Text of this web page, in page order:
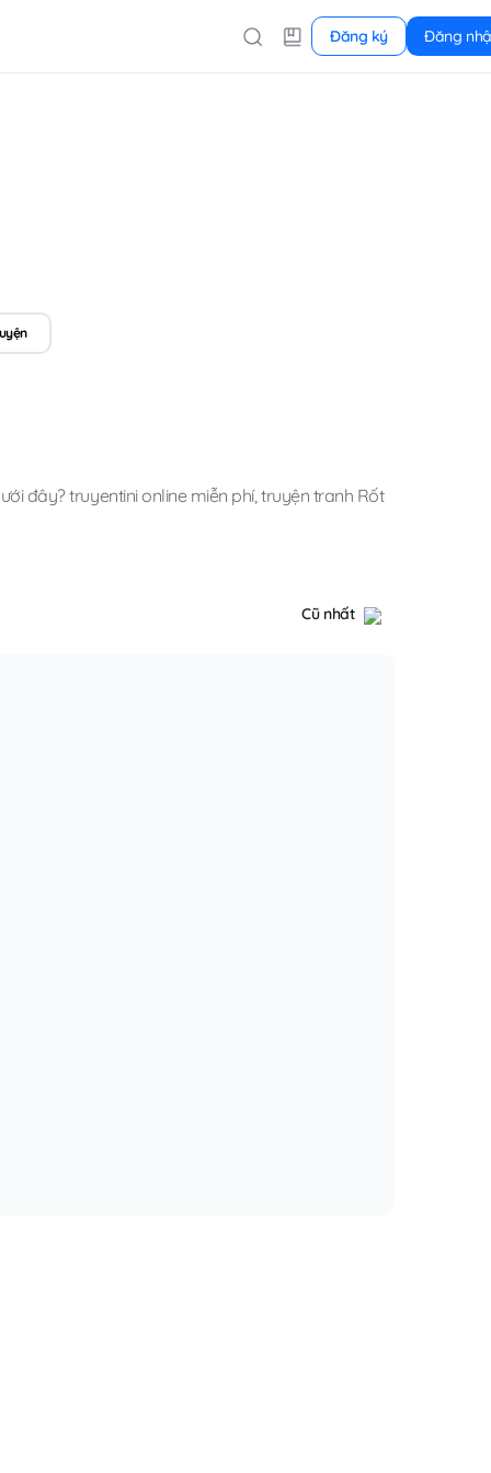
Đăng ký Đăng
đây? truyentini online miễn phí,truyện tranh Rốt
Cũ nhất